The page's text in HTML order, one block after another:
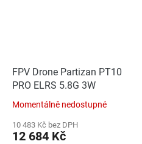
FPV Drone Partizan PT10
PRO ELRS 5.8G 3W
Momentálně nedostupné
10 483 Kč bez DPH
12 684 Kč